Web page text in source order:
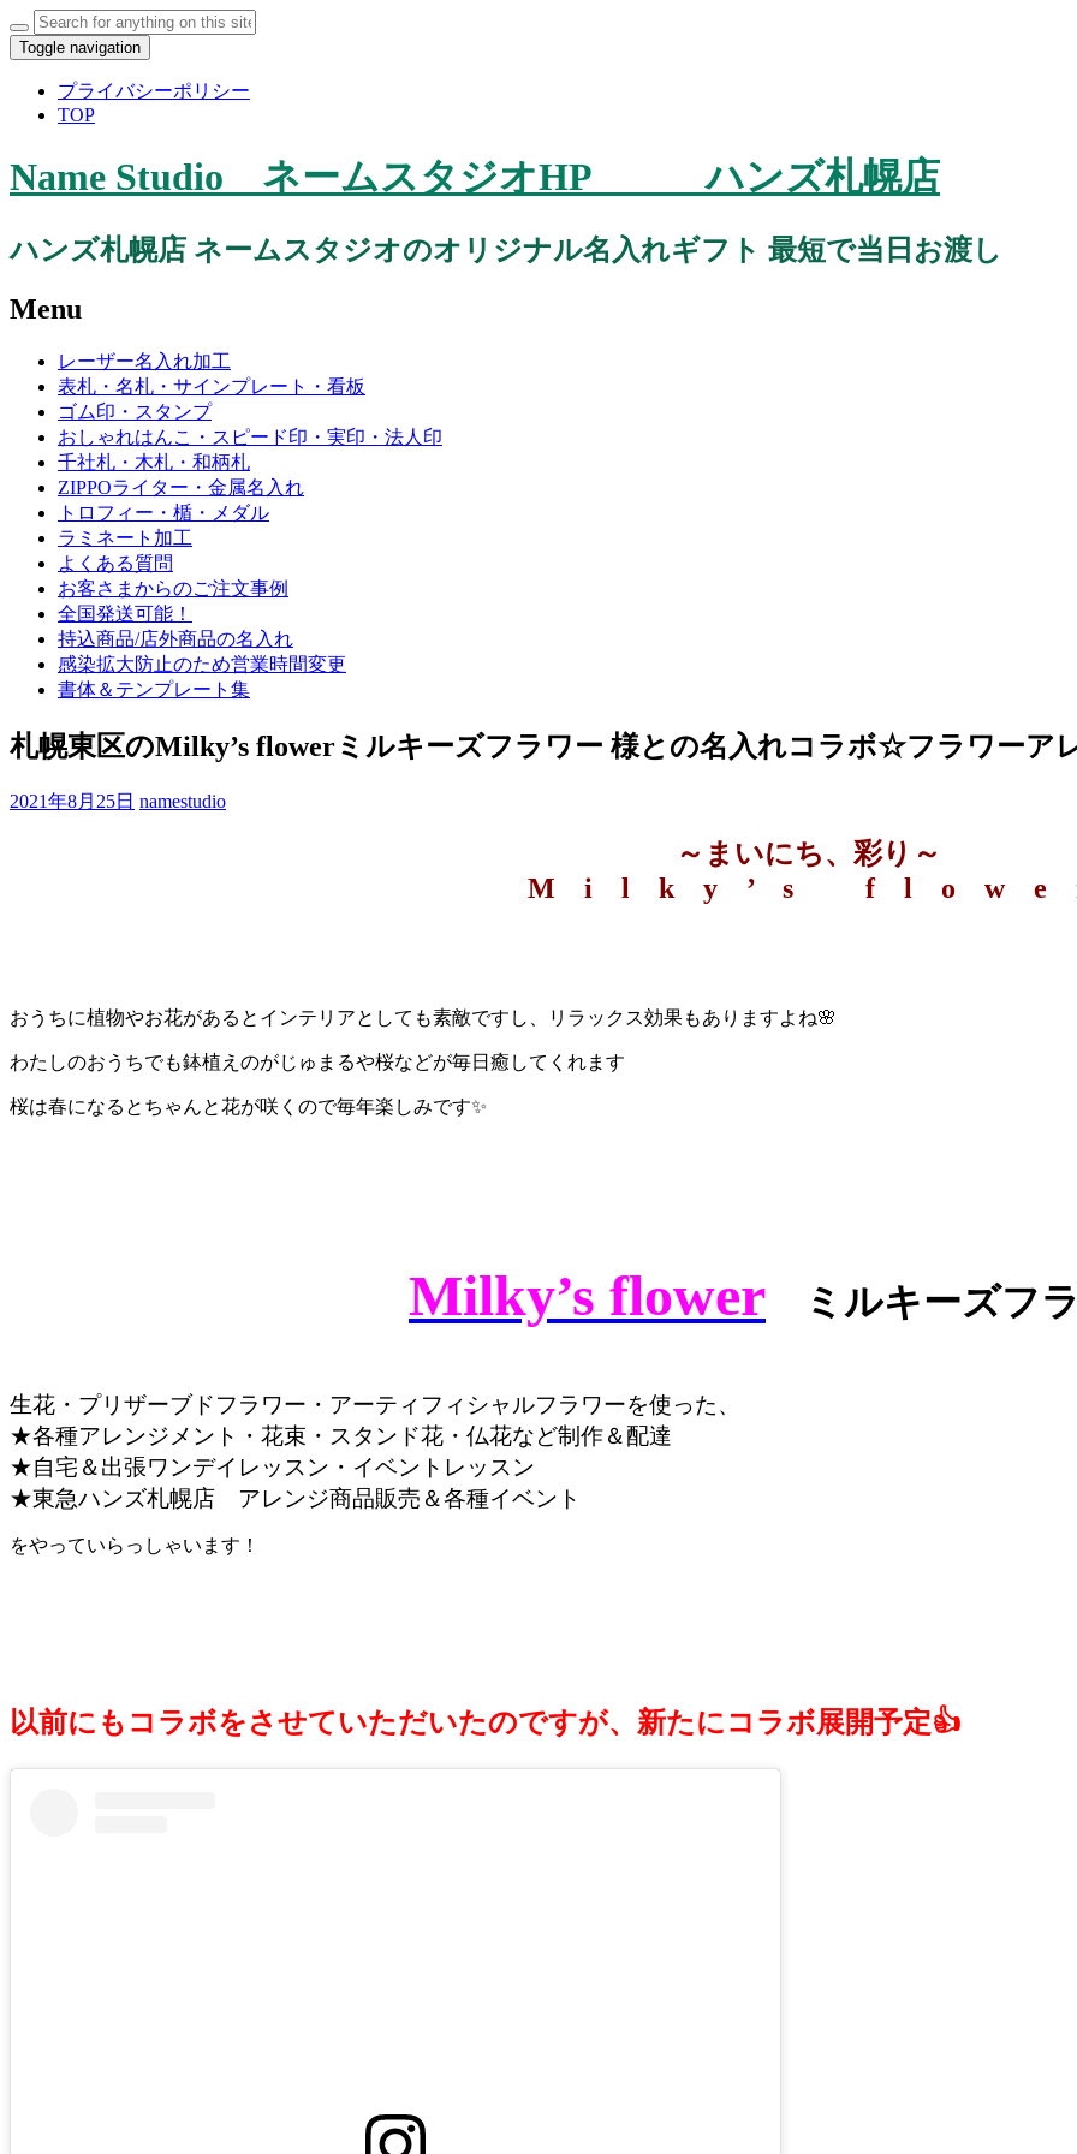
Search
for:
Toggle navigation
プライバシーポリシー
TOP
Name Studio ネームスタジオHP ハンズ札幌店
ハンズ札幌店 ネームスタジオのオリジナル名入れギフト 最短で当日お渡し
Menu
Skip
content
レーザー名入れ加工
表札・名札・サインプレート・看板
ゴム印・スタンプ
おしゃれはんこ・スピード印・実印・法人印
千社札・木札・和柄札
ZIPPOライター・金属名入れ
トロフィー・楯・メダル
ラミネート加工
よくある質問
お客さまからのご注文事例
全国発送可能！
持込商品/店外商品の名入れ
感染拡大防止のため営業時間変更
書体＆テンプレート集
札幌東区のMilky’s flowerミルキーズフラワー 様との名入れコラボ☆フラワーア
2021年8月25日 namestudio
～まいにち、彩り～
M i l k y ’ s f l o w e
おうちに植物やお花があるとインテリアとしても素敵ですし、リラックス効果もありますよね🌸
わたしのおうちでも鉢植えのがじゅまるや桜などが毎日癒してくれます
桜は春になるとちゃんと花が咲くので毎年楽しみです✨
Milky’s flower ミルキーズフ
生花・プリザーブドフラワー・アーティフィシャルフラワーを使った、
★各種アレンジメント・花束・スタンド花・仏花など制作＆配達
★自宅＆出張ワンデイレッスン・イベントレッスン
★東急ハンズ札幌店 アレンジ商品販売＆各種イベント
をやっていらっしゃいます！
以前にもコラボをさせていただいたのですが、新たにコラボ展開予定👍